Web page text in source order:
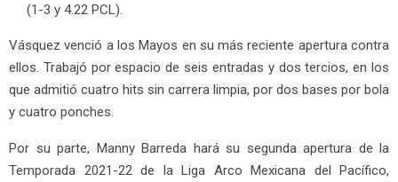
(1-3 y 4.22 PCL).
Vásquez venció a los Mayos en su más reciente apertura contra
ellos. Trabajó por espacio de seis entradas y dos tercios, en los
que admitió cuatro hits sin carrera limpia, por dos bases por bola
y cuatro ponches.
Por su parte, Manny Barreda hará su segunda apertura de la
Temporada 2021-22 de la Liga Arco Mexicana del Pacífico,